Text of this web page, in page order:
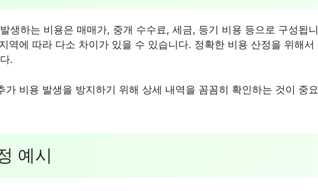
생하는 비용은 매매가, 중개 수수료, 세금, 등기 비용 등으로 구성됩니
역에 따라 다소 차이가 있을 수 있습니다. 정확한 비용 산정을 위해서
.
가 비용 발생을 방지하기 위해 상세 내역을 꼼꼼히 확인하는 것이 중요
예시